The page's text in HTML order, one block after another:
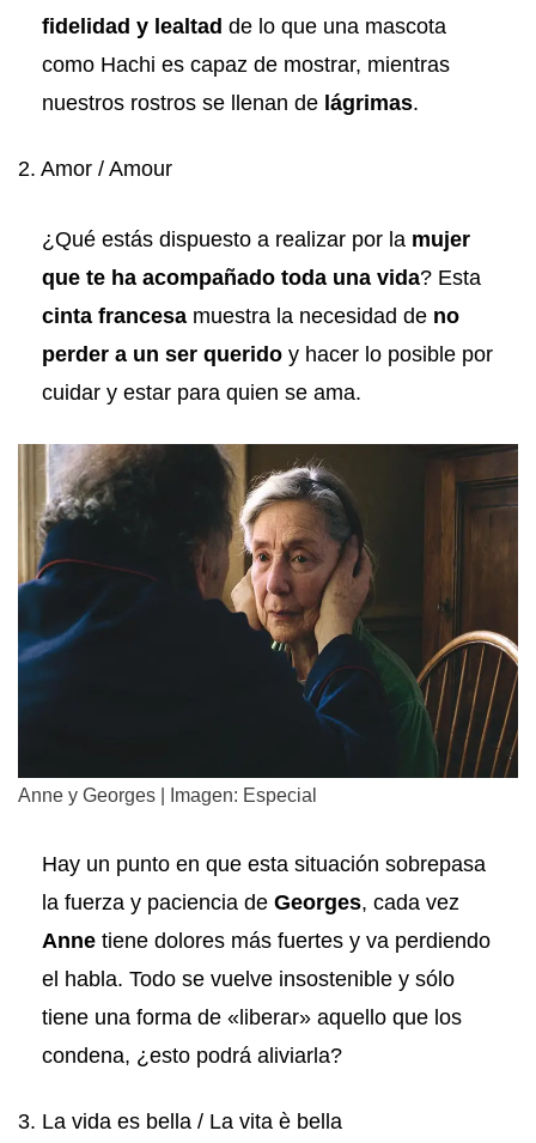
fidelidad y lealtad de lo que una mascota
como Hachi es capaz de mostrar, mientras
nuestros rostros se llenan de lágrimas.
2. Amor / Amour
¿Qué estás dispuesto a realizar por la mujer
que te ha acompañado toda una vida? Esta
cinta francesa muestra la necesidad de no
perder a un ser querido y hacer lo posible por
cuidar y estar para quien se ama.
Anne y Georges | Imagen: Especial
Hay un punto en que esta situación sobrepasa
la fuerza y paciencia de Georges, cada vez
Anne tiene dolores más fuertes y va perdiendo
el habla. Todo se vuelve insostenible y sólo
tiene una forma de «liberar» aquello que los
condena, ¿esto podrá aliviarla?
3. La vida es bella / La vita è bella